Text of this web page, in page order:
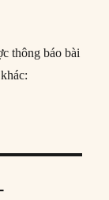
thông báo bài